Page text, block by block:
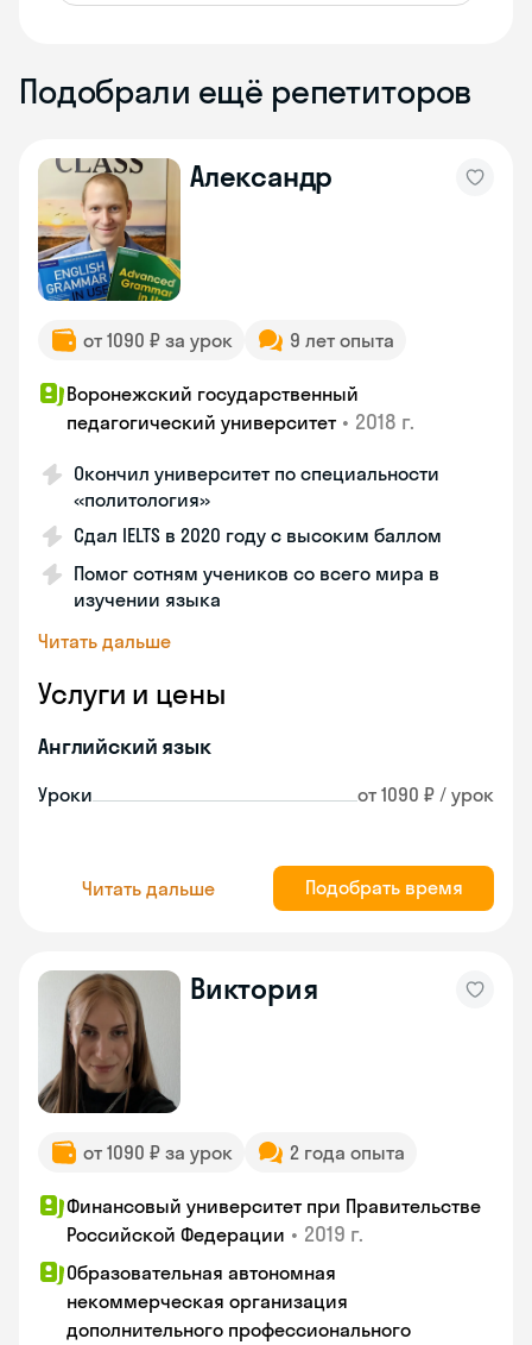
Подобрали ещё репетиторов
Александр
от 1090 ₽ за урок 9 лет опыта
Воронежский государственный
педагогический университет • 2018 г.
Окончил университет по специальности
«политология»
Сдал IELTS в 2020 году с высоким баллом
Помог сотням учеников со всего мира в
изучении языка
Читать дальше
Услуги и цены
Английский язык
Уроки от 1090 ₽ / урок
Читать дальше Подобрать время
Виктория
от 1090 ₽ за урок 2 года опыта
Финансовый университет при Правительстве
Российской Федерации • 2019 г.
Образовательная автономная
некоммерческая организация
дополнительного профессионального